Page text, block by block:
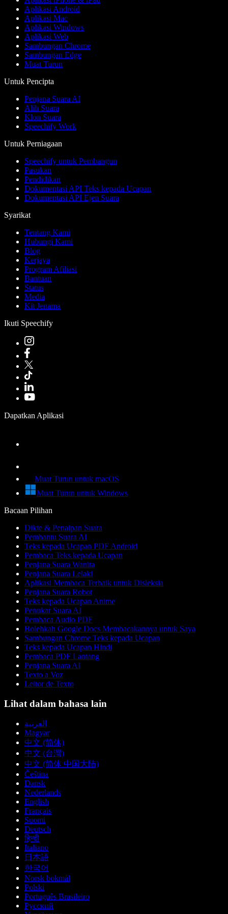
Aplikasi Android
Aplikasi Mac
Aplikasi Windows
Aplikasi Web
Sambungan Chrome
Sambungan Edge
Muat Turun
Untuk Pencipta
Penjana Suara AI
Alih Suara
Klon Suara
Speechify Work
Untuk Perniagaan
Speechify untuk Pembangun
Pasukan
Pendidikan
Dokumentasi API Teks kepada Ucapan
Dokumentasi API Ejen Suara
Syarikat
Tentang Kami
Hubungi Kami
Blog
Kerjaya
Program Afiliasi
Bantuan
Status
Media
Kit Jenama
Ikuti Speechify
Dapatkan Aplikasi
Muat Turun untuk macOS
Muat Turun untuk Windows
Bacaan Pilihan
Dikte & Penaipan Suara
Pembantu Suara AI
Teks kepada Ucapan PDF Android
Pembaca Teks kepada Ucapan
Penjana Suara Wanita
Penjana Suara Lelaki
Aplikasi Membaca Terbaik untuk Disleksia
Penjana Suara Robot
Teks kepada Ucapan Anime
Penukar Suara AI
Pembaca Audio PDF
Bolehkah Google Docs Membacakannya untuk Saya
Sambungan Chrome Teks kepada Ucapan
Teks kepada Ucapan Hindi
Pembaca PDF Lantang
Penjana Suara AI
Texto a Voz
Leitor de Texto
Lihat dalam bahasa lain
العربية
Magyar
中文 (简体)
中文 (台灣)
中文 (简体 中国大陆)
Čeština
Dansk
Nederlands
English
Français
Suomi
Deutsch
हिन्दी
Italiano
日本語
한국어
Norsk bokmål
Polski
Português Brasileiro
Русский